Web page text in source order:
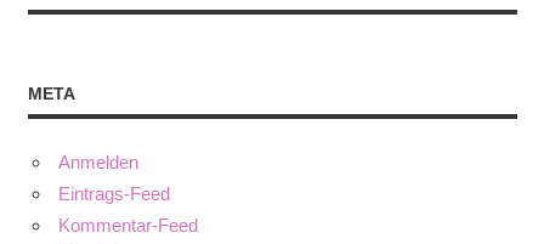
META
Anmelden
Eintrags-Feed
Kommentar-Feed